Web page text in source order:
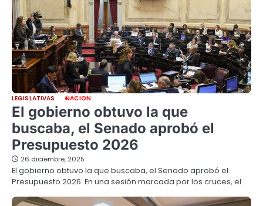
LEGISLATIVAS NACION
El gobierno obtuvo la que
buscaba, el Senado aprobó el
Presupuesto 2026
26 diciembre, 2025
El gobierno obtuvo la que buscaba, el Senado aprobó el
Presupuesto 2026. En una sesión marcada por los cruces, el…